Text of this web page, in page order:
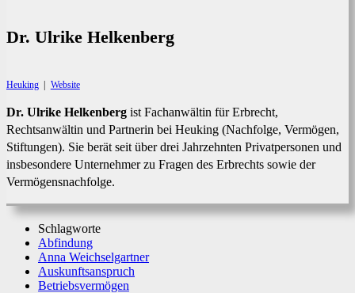
Dr. Ulrike Helkenberg
Heuking Website
Dr. Ulrike Helkenberg ist Fachanwältin für Erbrecht,
Rechtsanwältin und Partnerin bei Heuking (Nachfolge, Vermögen,
Stiftungen). Sie berät seit über drei Jahrzehnten Privatpersonen und
insbesondere Unternehmer zu Fragen des Erbrechts sowie der
Vermögensnachfolge.
Schlagworte
Abfindung
Anna Weichselgartner
Auskunftsanspruch
Betriebsvermögen